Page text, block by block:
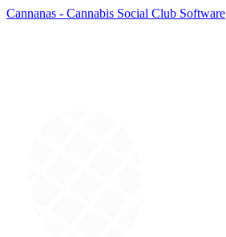
Cannanas - Cannabis Social Club Software